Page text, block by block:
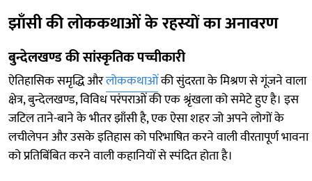
झाँसी की लोककथाओं के रहस्यों का अनावरण
बुन्देलखण्ड की सांस्कृतिक पच्चीकारी
ऐतिहासिक समृद्धि औरलोककथाओंकी सुंदरता के मिश्रण से गूंजने वाला
क्षेत्र, बुन्देलखण्ड, विविध परंपराओं की एक श्रृंखला को समेटे हुए है। इस
जटिल ताने-बाने के भीतर झाँसी है, एक ऐसा शहर जो अपने लोगों के
लचीलेपन और उसके इतिहास को परिभाषित करने वाली वीरतापूर्ण भावना
को प्रतिबिंबित करने वाली कहानियों से स्पंदित होता है।